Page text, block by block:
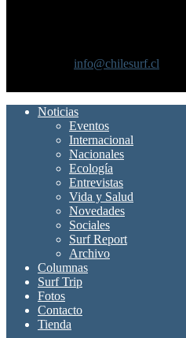
info@chilesurf.cl
Noticias
Eventos
Internacional
Nacionales
Ecología
Entrevistas
Vida y Salud
Novedades
Sociales
Surf Report
Archivo
Columnas
Surf Trip
Fotos
Contacto
Tienda